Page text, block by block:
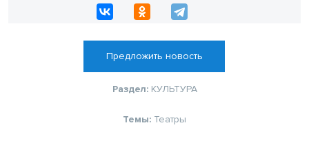
Предложить новость
Раздел: КУЛЬТУРА
Темы: Театры